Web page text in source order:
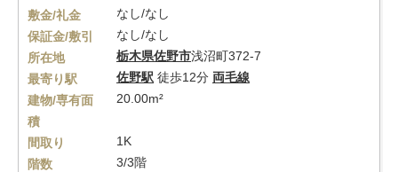
敷金/礼金
なし/なし
保証金/敷引
なし/なし
所在地
栃木県佐野市浅沼町372-7
最寄り駅
佐野駅 徒歩12分 両毛線
建物/専有面
積
20.00m²
間取り
1K
階数
3/3階